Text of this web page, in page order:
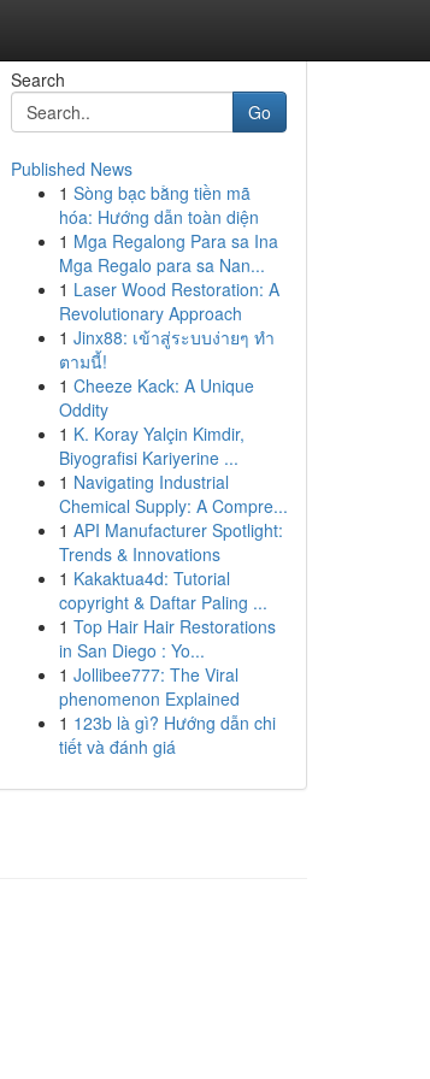
Search
Go
Published News
1 Sòng bạc bằng tiền mã
hóa: Hướng dẫn toàn diện
1 Mga Regalong Para sa Ina
Mga Regalo para sa Nan...
1 Laser Wood Restoration: A
Revolutionary Approach
1 Jinx88: เข้าสู่ระบบง่ายๆ ทำ
ตามนี้!
1 Cheeze Kack: A Unique
Oddity
1 K. Koray Yalçin Kimdir,
Biyografisi Kariyerine ...
1 Navigating Industrial
Chemical Supply: A Compre...
1 API Manufacturer Spotlight:
Trends & Innovations
1 Kakaktua4d: Tutorial
copyright & Daftar Paling ...
1 Top Hair Hair Restorations
in San Diego : Yo...
1 Jollibee777: The Viral
phenomenon Explained
1 123b là gì? Hướng dẫn chi
tiết và đánh giá